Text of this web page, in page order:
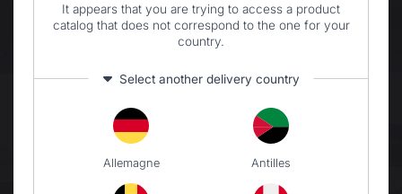
Bienvenue sur le configurateur de Cuisine
de vos rêves.
Droite, en angle, en L, ou même en U, vous
pourrez la configurer comme vous le souhaitez. Et
grâce à la réalité augmentée, elle prendra vie dans
It appears that you are trying to access a product
catalog that does not correspond to the one for your
country.
Select another delivery country
Allemagne Antilles